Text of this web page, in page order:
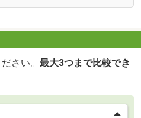
さい。 最大3つまで比較でき